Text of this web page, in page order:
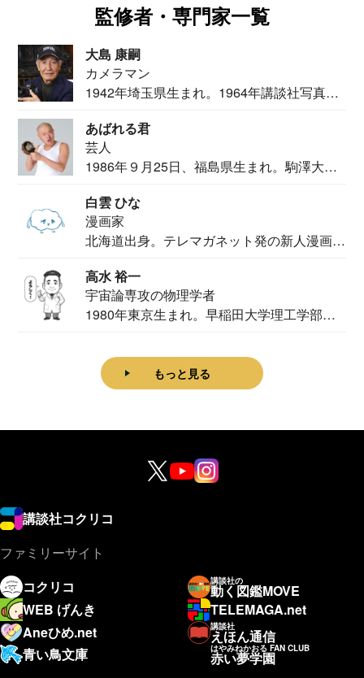
監修者・専門家一覧
大島 康嗣
カメラマン
1942年埼玉県生まれ。1964年講談社写真部
あばれる君
芸人
1986年９月25日、福島県生まれ。駒澤大学
白雲 ひな
漫画家
北海道出身。テレマガネット発の新人漫画
高水 裕一
宇宙論専攻の物理学者
1980年東京生まれ。早稲田大学理工学部物
もっと見る
講談社コクリコ
ファミリーサイト
コクリコ
講談社の
動く図鑑MOVE
WEB げんき
TELEMAGA.net
Aneひめ.net
講談社
えほん通信
青い鳥文庫
はやみねかおる FAN CLUB
赤い夢学園